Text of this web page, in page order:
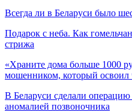
Всегда ли в Беларуси было
Подарок с неба. Как
стрижа
«Храните дома больше 1000
мошенником, который освоил
В Беларуси сделали
аномалией позвоночника